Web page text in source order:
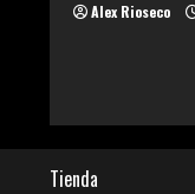
Alex Rioseco
Tienda